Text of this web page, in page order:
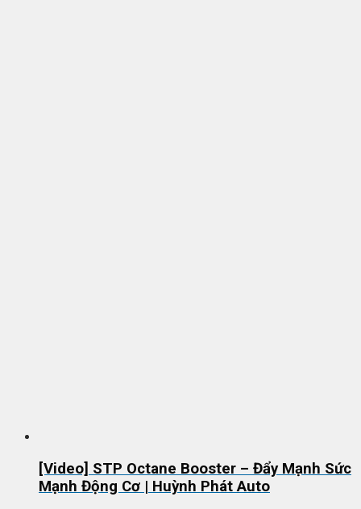
[Video] STP Octane Booster – Đẩy Mạnh Sức
Mạnh Động Cơ | Huỳnh Phát Auto